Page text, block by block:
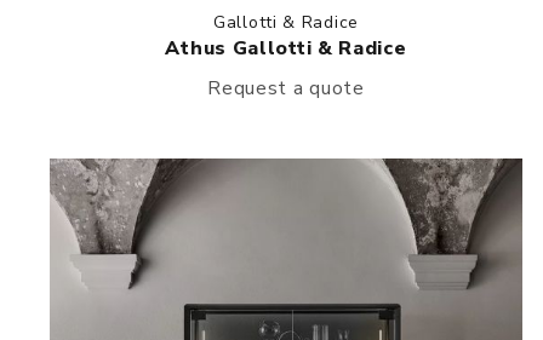
Gallotti & Radice
Athus Gallotti & Radice
Request a quote